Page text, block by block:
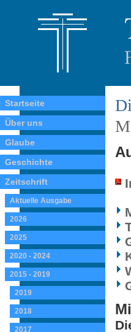
Startseite
Über uns
Glaube
Geschichte
Zeitschrift
Aktuelle Ausgabe
2026
2025
2020 - 2024
2015 - 2019
2019
2018
2017